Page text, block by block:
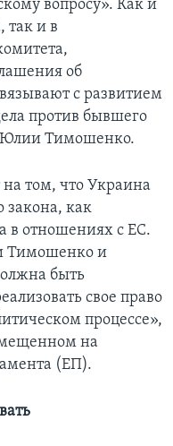
вопросу». Как и
так и в
об
с развитием
против бывшего
Тимошенко.
том, что Украина
закона, как
в отношениях с ЕС.
Тимошенко и
быть
свое право
процессе»,
на
(ЕП).